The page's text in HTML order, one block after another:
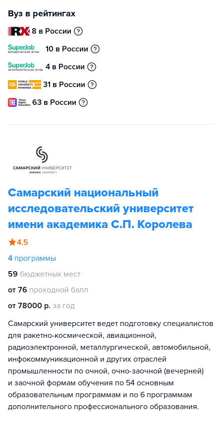
Вуз в рейтингах
8 в России
10 в России
4 в России
31 в России
63 в России
Самарский национальный
исследовательский университет
имени академика С.П. Королева
4.5
4 программы
59 бюджетных мест
от 76 проходной балл
от 78000 р. за год
Самарский университет ведет подготовку специалистов
для ракетно-космической, авиационной,
радиоэлектронной, металлургической, автомобильной,
инфокоммуникационной и других отраслей
промышленности по очной, очно-заочной (вечерней)
и заочной формам обучения по 54 основным
образовательным программам и по 6 программам
дополнительного профессионального образования.